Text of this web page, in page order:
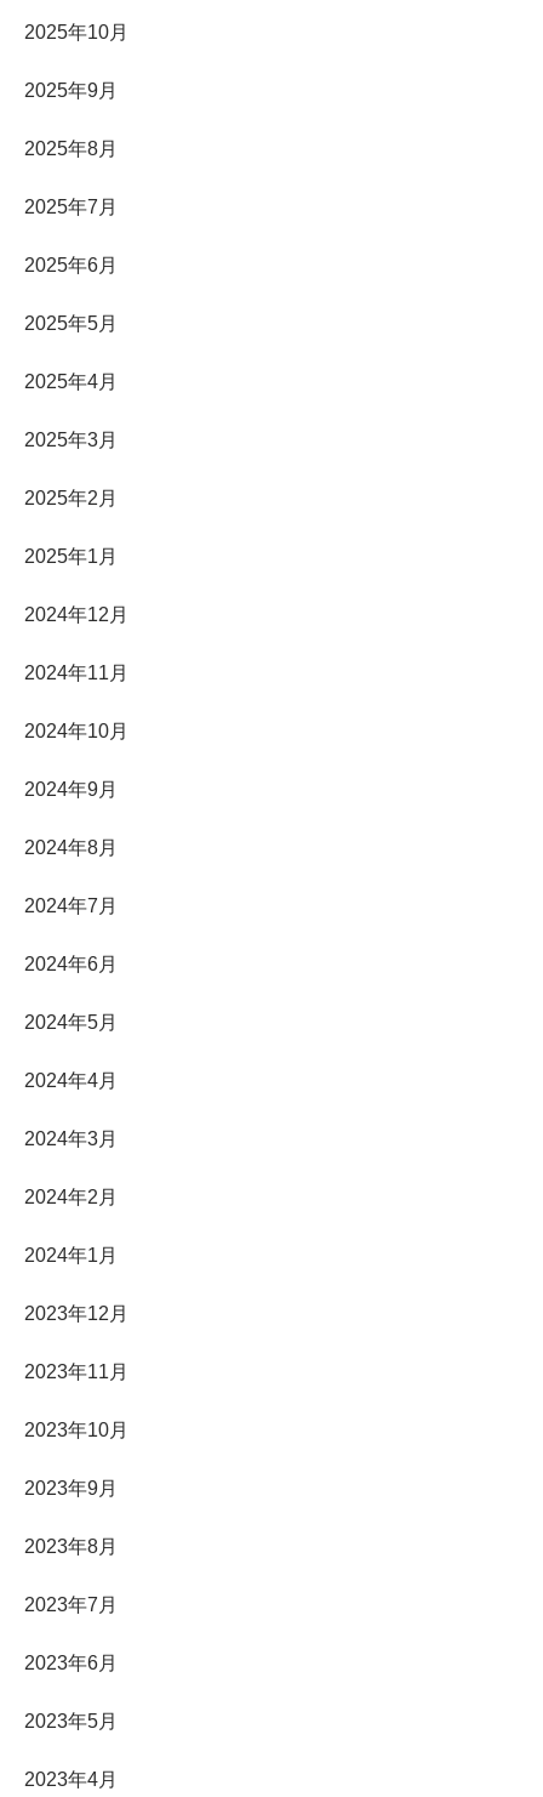
2025年10月
2025年9月
2025年8月
2025年7月
2025年6月
2025年5月
2025年4月
2025年3月
2025年2月
2025年1月
2024年12月
2024年11月
2024年10月
2024年9月
2024年8月
2024年7月
2024年6月
2024年5月
2024年4月
2024年3月
2024年2月
2024年1月
2023年12月
2023年11月
2023年10月
2023年9月
2023年8月
2023年7月
2023年6月
2023年5月
2023年4月